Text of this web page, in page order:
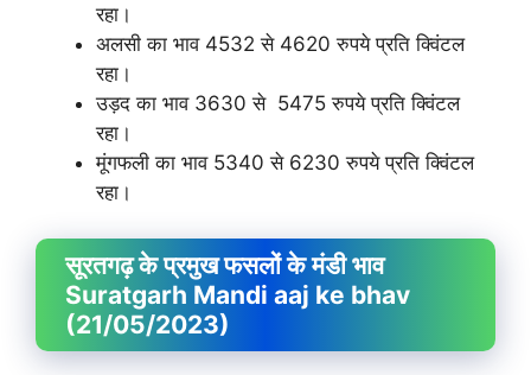
रहा।
अलसी का भाव 4532 से 4620 रुपये प्रति क्विंटल
रहा।
उड़द का भाव 3630 से 5475 रुपये प्रति क्विंटल
रहा।
मूंगफली का भाव 5340 से 6230 रुपये प्रति क्विंटल
रहा।
सूरतगढ़ के प्रमुख फसलों के मंडी भाव
Suratgarh Mandi aaj ke bhav
(21/05/2023)